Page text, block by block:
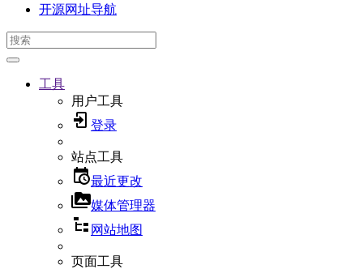
开源网址导航
工具
用户工具
登录
站点工具
最近更改
媒体管理器
网站地图
页面工具